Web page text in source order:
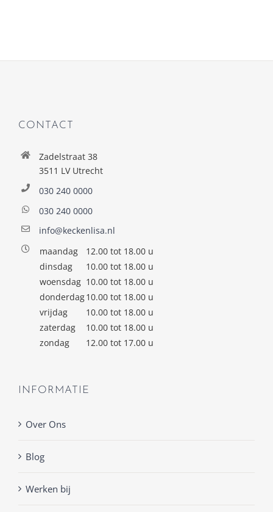
CONTACT
Zadelstraat 38
3511 LV Utrecht
030 240 0000
030 240 0000
info@keckenlisa.nl
maandag
12.00 tot 18.00 u
dinsdag
10.00 tot 18.00 u
woensdag 10.00 tot 18.00 u
donderdag10.00 tot 18.00 u
vrijdag
10.00 tot 18.00 u
zaterdag
10.00 tot 18.00 u
zondag
12.00 tot 17.00 u
INFORMATIE
Over Ons
Blog
Werken bij